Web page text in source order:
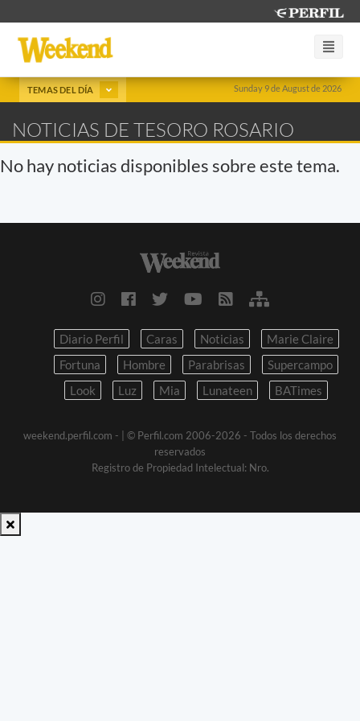
Sunday 9 de August de 2026
TEMAS DEL DÍA
NOTICIAS DE TESORO ROSARIO
No hay noticias disponibles sobre este tema.
Diario Perfil Caras Noticias
Marie Claire
Fortuna
Hombre Parabrisas
Supercampo
Look
Luz Mia Lunateen BATimes
weekend.perfil.com -
| © Perfil.com 2006-2026 - Todos los derechos
reservados
Registro de Propiedad Intelectual: Nro.